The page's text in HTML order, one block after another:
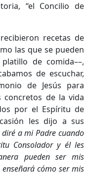
“el Concilio de
recetas de
las que se pueden
de comida––,
de escuchar,
de Jesús para
concretos de la vida
por el Espíritu de
les dijo a sus
a mi Padre cuando
Consolador y él les
pueden ser mis
cómo ser mis